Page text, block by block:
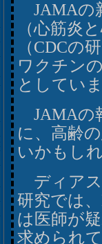
JAMAの
（心筋炎
（CDCの
ワクチン
としてい
JAMAの
に、高齢
いかもし
ディアス
研究では
は医師が
求められ